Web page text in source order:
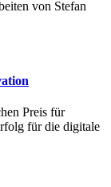
von Stefan
Preis für
für die digitale